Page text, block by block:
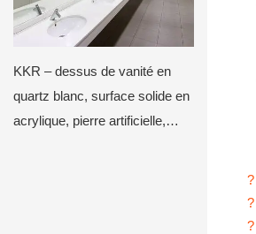
KKR – dessus de vanité en
quartz blanc, surface solide en
acrylique, pierre artificielle,
?
?
?